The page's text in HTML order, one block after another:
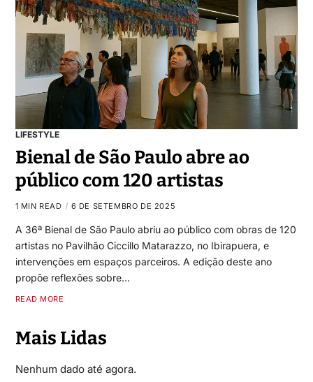
LIFESTYLE
Bienal de São Paulo abre ao
público com 120 artistas
1 MIN READ 6 DE SETEMBRO DE 2025
A 36ª Bienal de São Paulo abriu ao público com obras de 120
artistas no Pavilhão Ciccillo Matarazzo, no Ibirapuera, e
intervenções em espaços parceiros. A edição deste ano
propõe reflexões sobre…
READ MORE
Mais Lidas
Nenhum dado até agora.